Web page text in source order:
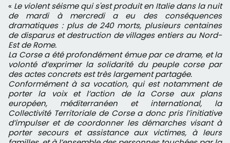
« Le violent séisme qui s'est produit en Italie dans la nuit
de mardi à mercredi a eu des conséquences
dramatiques : plus de 240 morts, plusieurs centaines
de disparus et destruction de villages entiers au Nord-
Est de Rome.
La Corse a été profondément émue par ce drame, et la
volonté d’exprimer la solidarité du peuple corse par
des actes concrets est très largement partagée.
Conformément à sa vocation, qui est notamment de
porter la voix et l’action de la Corse aux plans
européen, méditerranéen et international, la
Collectivité Territoriale de Corse a donc pris l’initiative
d’impulser et de coordonner les démarches visant à
porter secours et assistance aux victimes, à leurs